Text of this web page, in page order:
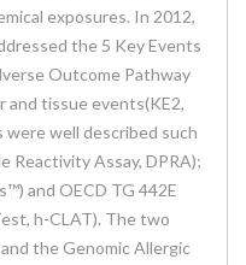
exposures. In 2012,
the 5 Key Events
Outcome Pathway
and tissue events(KE2,
well described such
Reactivity Assay, DPRA);
and OECD TG 442E
h-CLAT). The two
the Genomic Allergic